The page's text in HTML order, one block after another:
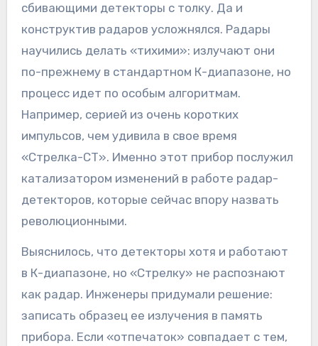
сбивающими детекторы с толку. Да и
конструктив радаров усложнялся. Радары
научились делать «тихими»: излучают они
по-прежнему в стандартном К-диапазоне, но
процесс идет по особым алгоритмам.
Например, серией из очень коротких
импульсов, чем удивила в свое время
«Стрелка-СТ». Именно этот прибор послужил
катализатором изменений в работе радар-
детекторов, которые сейчас впору назвать
революционными.
Выяснилось, что детекторы хотя и работают
в К-диапазоне, но «Стрелку» не распознают
как радар. Инженеры придумали решение:
записать образец ее излучения в память
прибора. Если «отпечаток» совпадает с тем,